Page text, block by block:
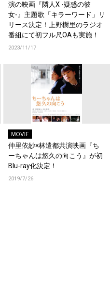
演の映画『隣人X -疑惑の彼
女-』主題歌「キラーワード」リ
リース決定！上野樹里のラジオ
番組にて初フル尺OAも実施！
2023/11/17
MOVIE
仲里依紗×林遣都共演映画『ち
ーちゃんは悠久の向こう』が初
Blu-ray化決定！
2019/7/26